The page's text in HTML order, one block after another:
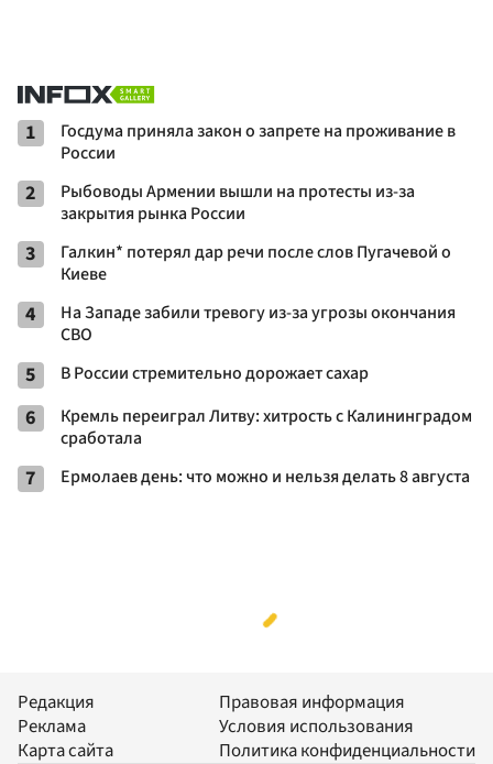
1
Госдума приняла закон о запрете на проживание в
России
2
Рыбоводы Армении вышли на протесты из-за
закрытия рынка России
3
Галкин* потерял дар речи после слов Пугачевой о
Киеве
4
На Западе забили тревогу из-за угрозы окончания
СВО
5 В России стремительно дорожает сахар
6
Кремль переиграл Литву: хитрость с Калининградом
сработала
7 Ермолаев день: что можно и нельзя делать 8 августа
Редакция
Реклама
Карта сайта
Правовая информация
Условия использования
Политика конфиденциальности